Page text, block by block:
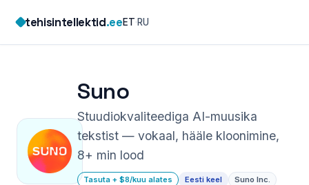
content
tehisintellektid.eeET·RU
Suno
Stuudiokvaliteediga AI-muusika
tekstist — vokaal, hääle kloonimine,
8+ min lood
Tasuta + $8/kuu alates Eesti keel Suno Inc.